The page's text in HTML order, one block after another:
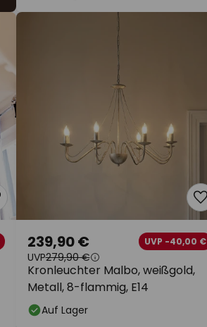
Kronleuchter Malbo, weißgold,
Metall, 8-flammig, E14
239,90 € UVP -40,00 €
UVP279,90 €
Auf Lager